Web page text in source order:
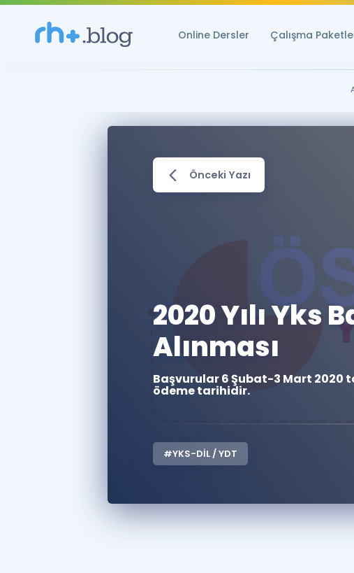
Online Dersler Çalışma
Önceki Yazı
2020 Yılı Yks
Alınması
Başvurular 6 Şubat-3 Mart 2020
ödeme tarihidir.
#YKS-DİL / YDT